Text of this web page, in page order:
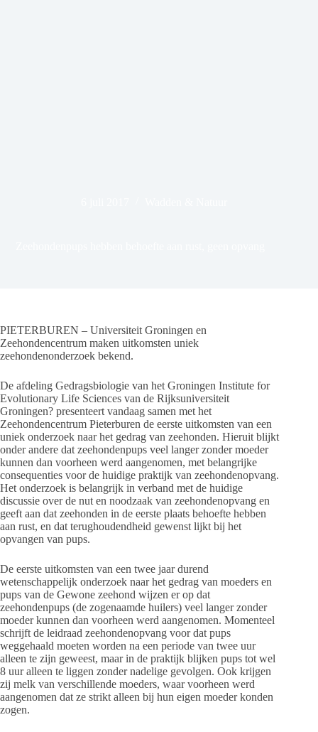
PIETERBUREN – Universiteit Groningen en
Zeehondencentrum maken uitkomsten uniek
zeehondenonderzoek bekend.
De afdeling Gedragsbiologie van het Groningen Institute for
Evolutionary Life Sciences van de Rijksuniversiteit
Groningen? presenteert vandaag samen met het
Zeehondencentrum Pieterburen de eerste uitkomsten van een
uniek onderzoek naar het gedrag van zeehonden. Hieruit blijkt
onder andere dat zeehondenpups veel langer zonder moeder
kunnen dan voorheen werd aangenomen, met belangrijke
consequenties voor de huidige praktijk van zeehondenopvang.
Het onderzoek is belangrijk in verband met de huidige
discussie over de nut en noodzaak van zeehondenopvang en
geeft aan dat zeehonden in de eerste plaats behoefte hebben
aan rust, en dat terughoudendheid gewenst lijkt bij het
opvangen van pups.
De eerste uitkomsten van een twee jaar durend
wetenschappelijk onderzoek naar het gedrag van moeders en
pups van de Gewone zeehond wijzen er op dat
zeehondenpups (de zogenaamde huilers) veel langer zonder
moeder kunnen dan voorheen werd aangenomen. Momenteel
schrijft de leidraad zeehondenopvang voor dat pups
weggehaald moeten worden na een periode van twee uur
alleen te zijn geweest, maar in de praktijk blijken pups tot wel
8 uur alleen te liggen zonder nadelige gevolgen. Ook krijgen
zij melk van verschillende moeders, waar voorheen werd
aangenomen dat ze strikt alleen bij hun eigen moeder konden
zogen.